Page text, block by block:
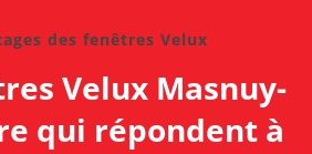
des fenêtres Velux
Velux Masnuy-
qui répondent à